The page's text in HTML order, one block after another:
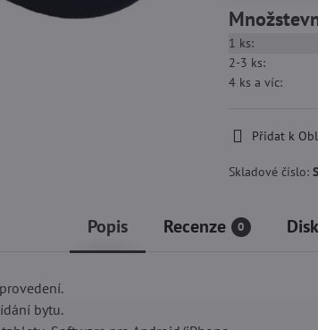
1 ks:
2-3 ks:
4ks a víc:
Přidat k
Skladové číslo:
Popis Recenze 0
bytu.